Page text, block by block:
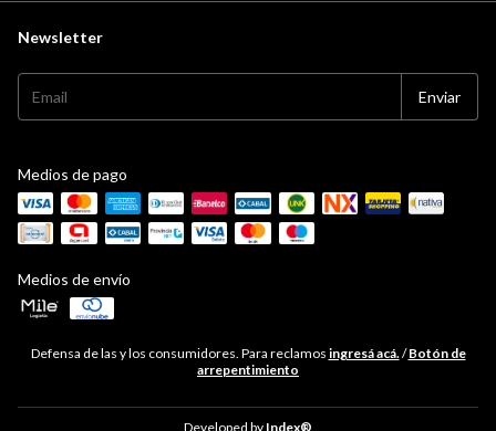
Newsletter
Medios de pago
Medios de envío
Defensa de las y los consumidores. Para reclamos ingresá acá./ Botón de
arrepentimiento
Developed by Index®